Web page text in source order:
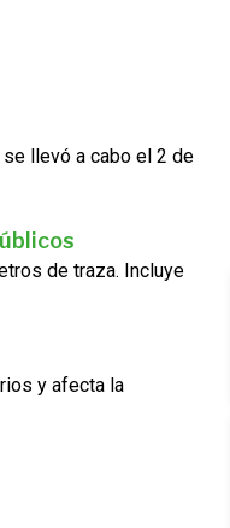
se llevó a cabo el 2 de
de traza. Incluye
y afecta la